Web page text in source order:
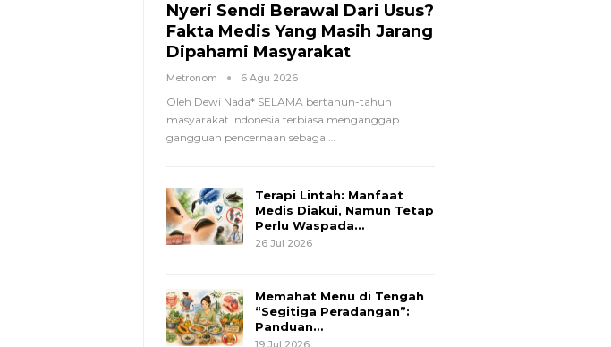
Nyeri Sendi Berawal Dari Usus?
Fakta Medis Yang Masih Jarang
Dipahami Masyarakat
Metronom 6 Agu 2026
Oleh Dewi Nada* SELAMA bertahun-tahun
masyarakat Indonesia terbiasa menganggap
gangguan pencernaan sebagai…
Terapi Lintah: Manfaat
Medis Diakui, Namun Tetap
Perlu Waspada…
26 Jul 2026
Memahat Menu di Tengah
“Segitiga Peradangan”:
Panduan…
19 Jul 2026